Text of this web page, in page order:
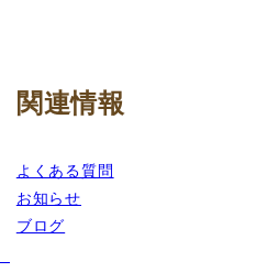
関連情報
よくある質問
お知らせ
ブログ